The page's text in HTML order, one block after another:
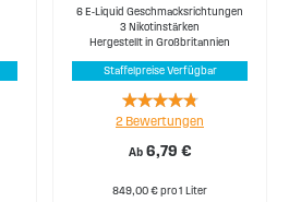
6 E-Liquid Geschmacksrichtungen
3 Nikotinstärken
Hergestellt in Großbritannien
Staffelpreise Verfügbar
Ab 6,79 €
Rating:
90%
2 Bewertungen
849,00 € pro 1 Liter